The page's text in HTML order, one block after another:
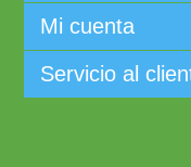
Mi cuenta
Servicio al